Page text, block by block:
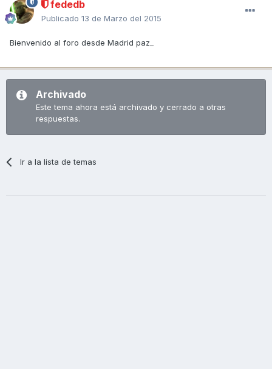
fededb
Publicado 13 de Marzo del 2015
Bienvenido al foro desde Madrid paz_
Archivado
Este tema ahora está archivado y cerrado a otras
respuestas.
Ir a la lista de temas